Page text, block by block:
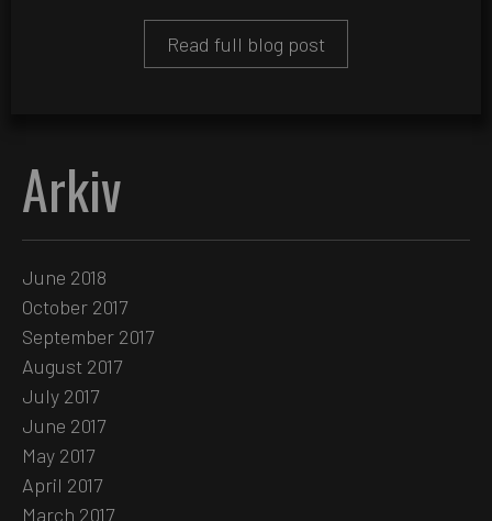
Read full blog post
Arkiv
June 2018
October 2017
September 2017
August 2017
July 2017
June 2017
May 2017
April 2017
March 2017